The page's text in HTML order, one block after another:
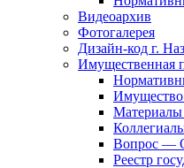
Видеоархив
Фотогалерея
Дизайн-код г.
Имущественная
Имущество
Вопрос —
Реестр